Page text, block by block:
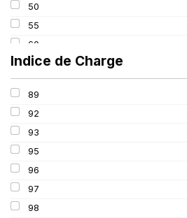
325
50
55
60
65
70
75
80
85
100
Indice de Charge
89
92
93
95
96
97
98